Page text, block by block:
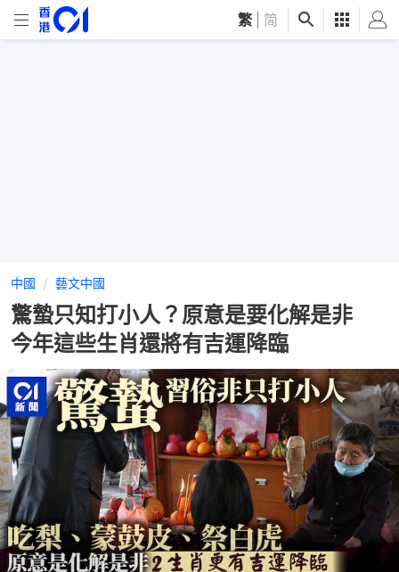
繁 简
中國 藝文中國
驚蟄只知打小人？原意是要化解是非
今年這些生肖還將有吉運降臨